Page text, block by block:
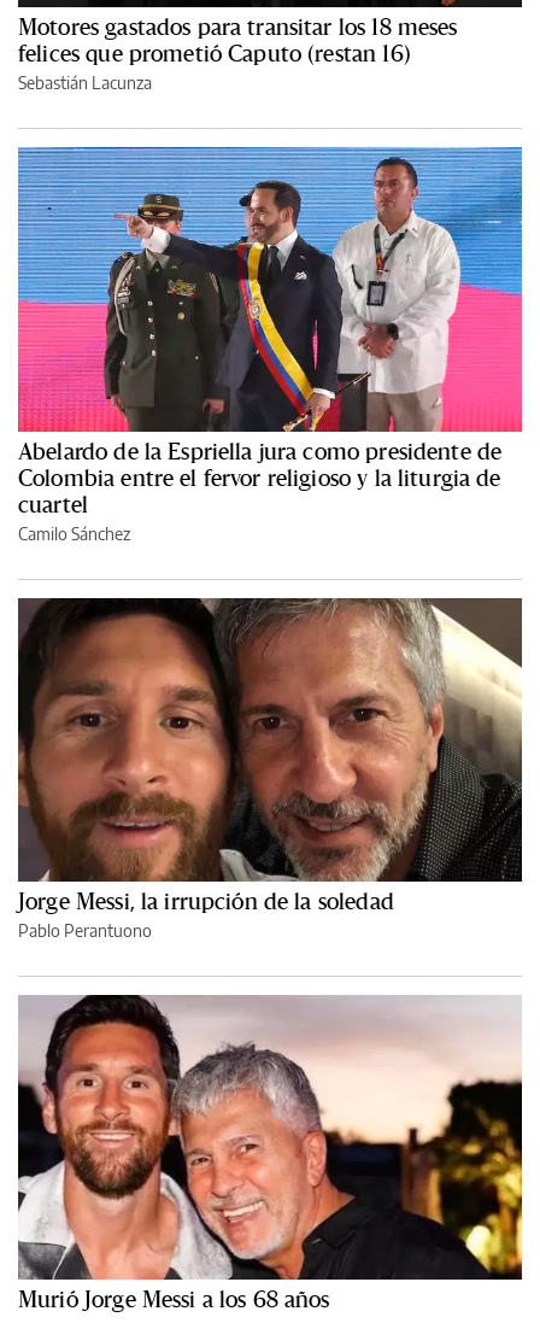
Motores gastados para transitar los 18 meses
felices que prometió Caputo (restan 16)
Sebastián Lacunza
Abelardo de la Espriella jura como presidente de
Colombia entre el fervor religioso y la liturgia de
cuartel
Camilo Sánchez
Jorge Messi, la irrupción de la soledad
Pablo Perantuono
Murió Jorge Messi a los 68 años